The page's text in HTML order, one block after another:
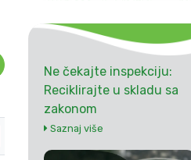
Ne čekajte inspekciju:
Reciklirajte u skladu sa
zakonom
Saznaj više